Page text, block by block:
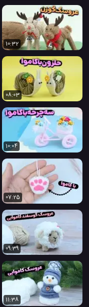
10:32
08:03
10:04
07:25
09:39
11:38